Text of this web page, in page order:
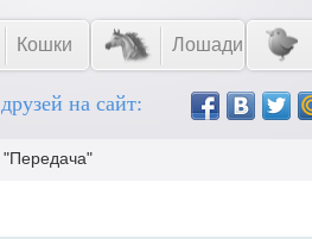
Кошки Лошади
на сайт:
"Передача"